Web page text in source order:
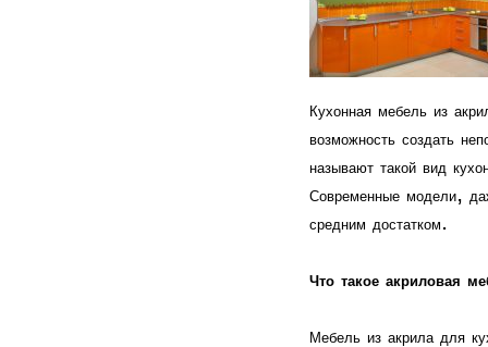
Кухонная мебель из
возможность создать
называют такой вид
Современные модели,
средним достатком .
Что такое акриловая
Мебель из акрила для